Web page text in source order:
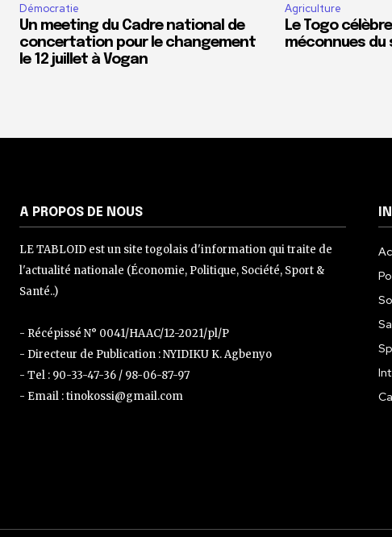
Démocratie
Un meeting du Cadre national de
concertation pour le changement
le 12 juillet à Vogan
Agriculture
Le Togo
méconnues
A PROPOS DE NOUS
LE TABLOID est un site togolais d'information qui traite de
l'actualité nationale (Économie, Politique, Société, Sport &
Santé..)
- Récépissé N° 0041/HAAC/12-2021/pl/P
- Directeur de Publication : NYIDIKU K. Agbenyo
- Tel : 90-33-47-36 / 98-06-87-97
- Email : tinokossi@gmail.com